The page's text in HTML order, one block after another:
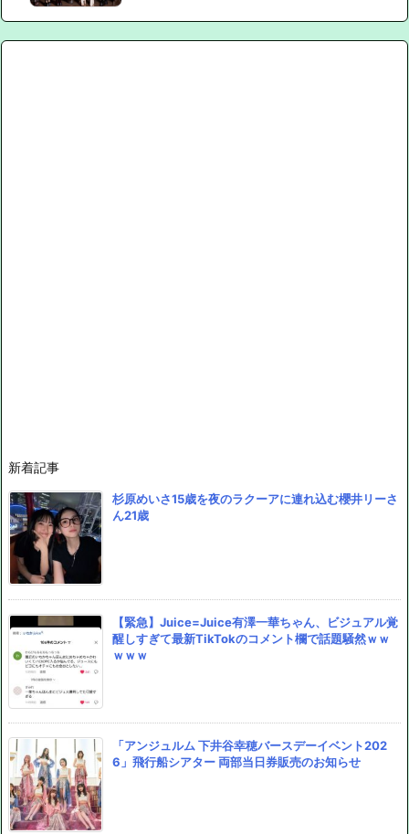
新着記事
杉原めいさ15歳を夜のラクーアに連れ込む櫻井リーさ
ん21歳
【緊急】Juice=Juice有澤一華ちゃん、ビジュアル覚
醒しすぎて最新TikTokのコメント欄で話題騒然ｗｗ
ｗｗｗ
「アンジュルム 下井谷幸穂バースデーイベント202
6」飛行船シアター 両部当日券販売のお知らせ